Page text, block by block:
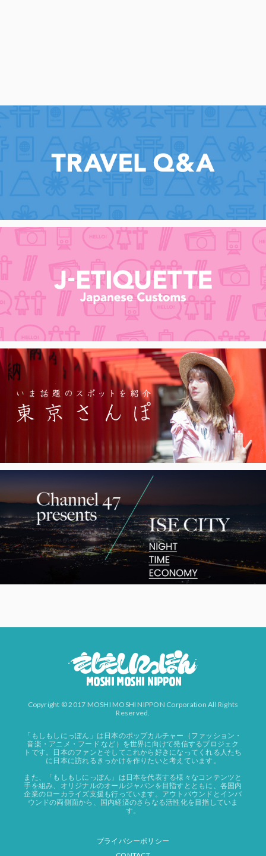
Copyright © 2017 MOSHI MOSHI NIPPON Corporation All Rights
Reserved.
「もしもしにっぽん」は日本のポップカルチャー（ファッション・
音楽・アニメ・フード など）を世界に向けて発信するプロジェク
トです。日本のファンとそしてこれから好きになってくれる人たち
に日本に訪れるきっかけを作りたいと考えています。
また、「もしもしにっぽん」は日本を代表する様々なコンテンツと
手を組み、オリジナルのオールジャパンを目指すとともに、各国内
企業のローカライズ支援も行っています。アウトバウンドとインバ
ウンドの両側面から、国内経済のさらなる活性化を目指していま
す。
プライバシーポリシー